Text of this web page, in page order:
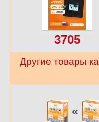
3705
Другие товары
«